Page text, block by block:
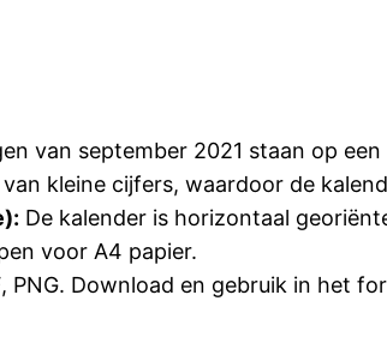
van september 2021 staan op
kleine cijfers, waardoor de
De kalender is horizontaal
voor A4 papier.
PNG. Download en gebruik in het